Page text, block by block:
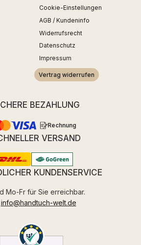
Cookie-Einstellungen
AGB / Kundeninfo
Widerrufsrecht
Datenschutz
Impressum
Vertrag widerrufen
BEZAHLUNG
Rechnung
VERSAND
KUNDENSERVICE
Mo-Fr für Sie erreichbar.
info@handtuch-welt.de